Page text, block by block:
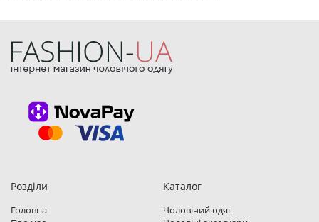
Розділи
Головна
Каталог
Чоловічий одяг